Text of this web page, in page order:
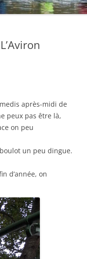
après-midi de
peux pas être là,
on peu
un peu dingue.
d’année, on